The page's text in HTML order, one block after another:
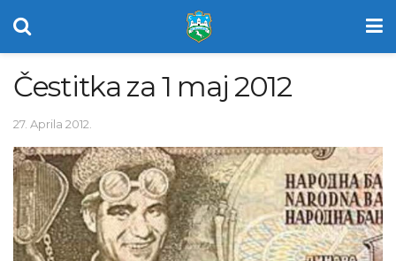
Čestitka za 1 maj 2012
27. Aprila 2012.